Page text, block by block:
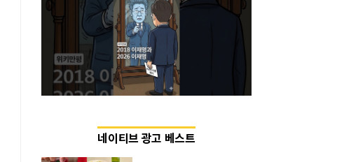
네이티브 광고 베스트